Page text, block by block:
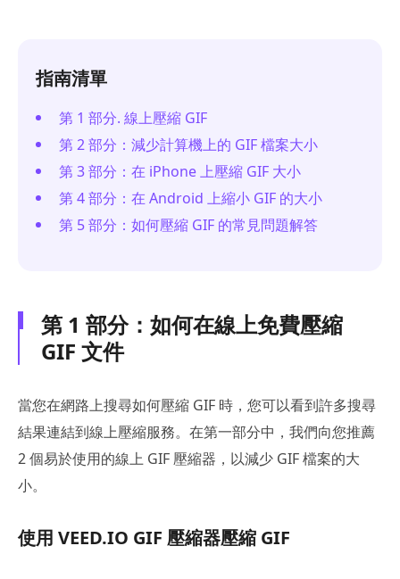
指南清單
第 1 部分. 線上壓縮 GIF
第 2 部分：減少計算機上的 GIF 檔案大小
第 3 部分：在 iPhone 上壓縮 GIF 大小
第 4 部分：在 Android 上縮小 GIF 的大小
第 5 部分：如何壓縮 GIF 的常見問題解答
第 1 部分：如何在線上免費壓縮
GIF 文件
當您在網路上搜尋如何壓縮 GIF 時，您可以看到許多搜尋
結果連結到線上壓縮服務。在第一部分中，我們向您推薦
2 個易於使用的線上 GIF 壓縮器，以減少 GIF 檔案的大
小。
使用 VEED.IO GIF 壓縮器壓縮 GIF